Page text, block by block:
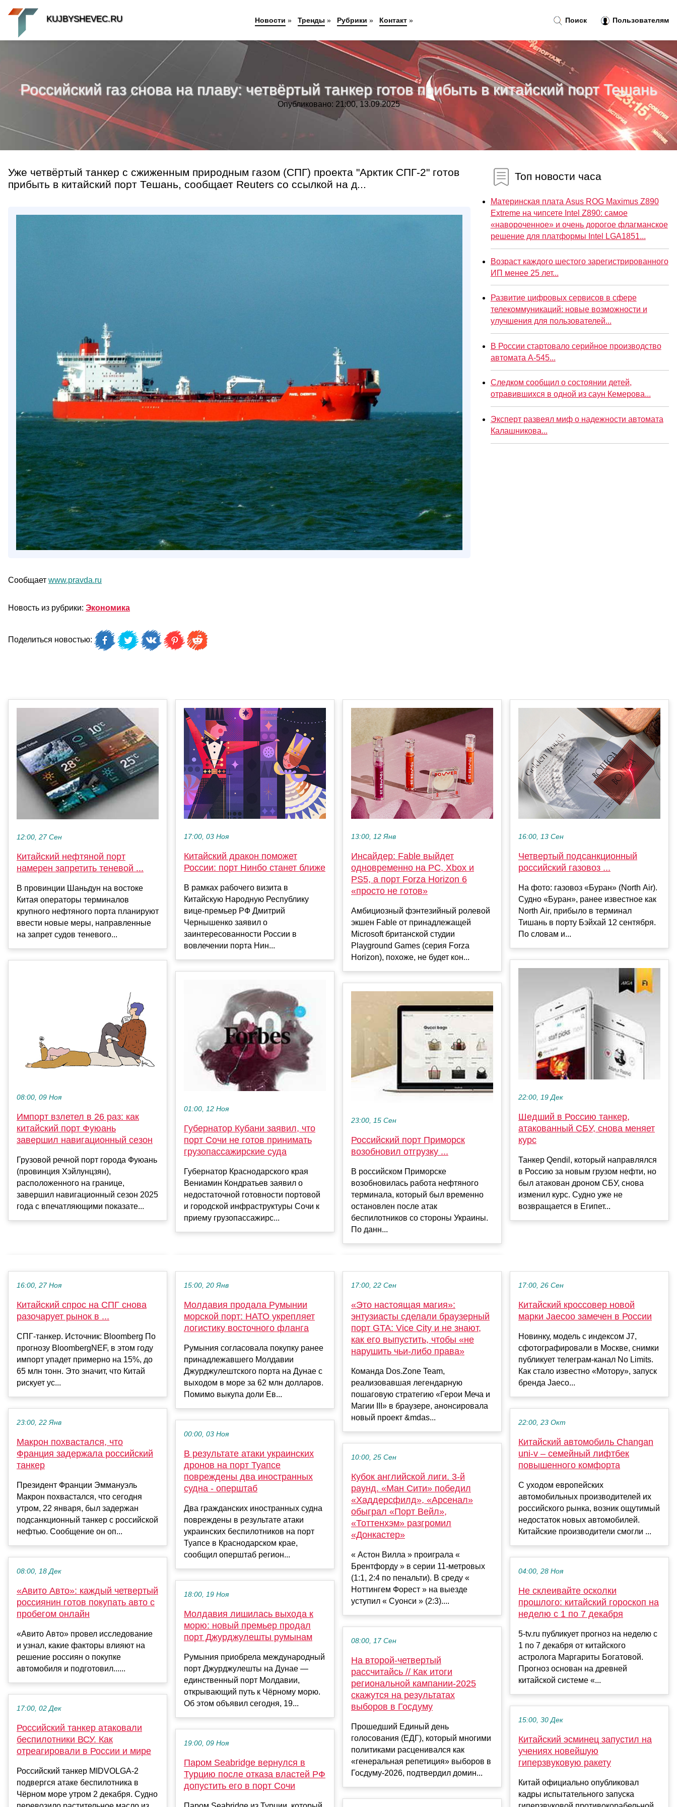
Российский газ снова на плаву: четвёртый танкер готов прибыть в китайский порт Тешань
Опубликовано: 21:00, 13.09.2025
Уже четвёртый танкер с сжиженным природным газом (СПГ) проекта "Арктик СПГ-2" готов
прибыть в китайский порт Тешань, сообщает Reuters со ссылкой на д...
Сообщает www.pravda.ru
Новость из рубрики: Экономика
Поделиться новостью:
Топ новости часа
Материнская плата Asus ROG Maximus Z890
Extreme на чипсете Intel Z890: самое
«навороченное» и очень дорогое флагманское
решение для платформы Intel LGA1851...
Возраст каждого шестого зарегистрированного
ИП менее 25 лет...
Развитие цифровых сервисов в сфере
телекоммуникаций: новые возможности и
улучшения для пользователей...
В России стартовало серийное производство
автомата А-545...
Следком сообщил о состоянии детей,
отравившихся в одной из саун Кемерова...
Эксперт развеял миф о надежности автомата
Калашникова...
12:00, 27 Сен
Китайский нефтяной порт
намерен запретить теневой ...
В провинции Шаньдун на востоке
Китая операторы терминалов
крупного нефтяного порта планируют
ввести новые меры, направленные
на запрет судов теневого...
08:00, 09 Ноя
Импорт взлетел в 26 раз: как
китайский порт Фуюань
завершил навигационный сезон
Грузовой речной порт города Фуюань
(провинция Хэйлунцзян),
расположенного на границе,
завершил навигационный сезон 2025
года с впечатляющими показате...
17:00, 03 Ноя
Китайский дракон поможет
России: порт Нинбо станет ближе
В рамках рабочего визита в
Китайскую Народную Республику
вице-премьер РФ Дмитрий
Чернышенко заявил о
заинтересованности России в
вовлечении порта Нин...
01:00, 12 Ноя
Губернатор Кубани заявил, что
порт Сочи не готов принимать
грузопассажирские суда
Губернатор Краснодарского края
Вениамин Кондратьев заявил о
недостаточной готовности портовой
и городской инфраструктуры Сочи к
приему грузопассажирс...
13:00, 12 Янв
Инсайдер: Fable выйдет
одновременно на PC, Xbox и
PS5, а порт Forza Horizon 6
«просто не готов»
Амбициозный фэнтезийный ролевой
экшен Fable от принадлежащей
Microsoft британской студии
Playground Games (серия Forza
Horizon), похоже, не будет кон...
23:00, 15 Сен
Российский порт Приморск
возобновил отгрузку ...
В российском Приморске
возобновилась работа нефтяного
терминала, который был временно
остановлен после атак
беспилотников со стороны Украины.
По данн...
16:00, 13 Сен
Четвертый подсанкционный
российский газовоз ...
На фото: газовоз «Буран» (North Air).
Судно «Буран», ранее известное как
North Air, прибыло в терминал
Тишань в порту Бэйхай 12 сентября.
По словам и...
22:00, 19 Дек
Шедший в Россию танкер,
атакованный СБУ, снова меняет
курс
Танкер Qendil, который направлялся
в Россию за новым грузом нефти, но
был атакован дроном СБУ, снова
изменил курс. Судно уже не
возвращается в Египет...
16:00, 27 Ноя
Китайский спрос на СПГ снова
разочарует рынок в ...
СПГ-танкер. Источник: Bloomberg По
прогнозу BloombergNEF, в этом году
импорт упадет примерно на 15%, до
65 млн тонн. Это значит, что Китай
рискует ус...
23:00, 22 Янв
Макрон похвастался, что
Франция задержала российский
танкер
Президент Франции Эммануэль
Макрон похвастался, что сегодня
утром, 22 января, был задержан
подсанкционный танкер с российской
нефтью. Сообщение он оп...
08:00, 18 Дек
«Авито Авто»: каждый четвертый
россиянин готов покупать авто с
пробегом онлайн
«Авито Авто» провел исследование
и узнал, какие факторы влияют на
решение россиян о покупке
автомобиля и подготовил......
17:00, 02 Дек
Российский танкер атаковали
беспилотники ВСУ. Как
отреагировали в России и мире
Российский танкер MIDVOLGA-2
подвергся атаке беспилотника в
Чёрном море утром 2 декабря. Судно
15:00, 20 Янв
Молдавия продала Румынии
морской порт: НАТО укрепляет
логистику восточного фланга
Румыния согласовала покупку ранее
принадлежавшего Молдавии
Джурджулештского порта на Дунае с
выходом в море за 62 млн долларов.
Помимо выкупа доли Ев...
00:00, 03 Ноя
В результате атаки украинских
дронов на порт Туапсе
повреждены два иностранных
судна - оперштаб
Два гражданских иностранных судна
повреждены в результате атаки
украинских беспилотников на порт
Туапсе в Краснодарском крае,
сообщил оперштаб регион...
18:00, 19 Ноя
Молдавия лишилась выхода к
морю: новый премьер продал
порт Джурджулешты румынам
Румыния приобрела международный
порт Джурджулешты на Дунае —
единственный порт Молдавии,
открывающий путь к Чёрному морю.
Об этом объявил сегодня, 19...
19:00, 09 Ноя
Паром Seabridge вернулся в
Турцию после отказа властей РФ
допустить его в порт Сочи
17:00, 22 Сен
«Это настоящая магия»:
энтузиасты сделали браузерный
порт GTA: Vice City и не знают,
как его выпустить, чтобы «не
нарушить чьи-либо права»
Команда Dos.Zone Team,
реализовавшая легендарную
пошаговую стратегию «Герои Меча и
Магии III» в браузере, анонсировала
новый проект &mdas...
10:00, 25 Сен
Кубок английской лиги. 3-й
раунд. «Ман Сити» победил
«Хаддерсфилд», «Арсенал»
обыграл «Порт Вейл»,
«Тоттенхэм» разгромил
«Донкастер»
« Астон Вилла » проиграла «
Брентфорду » в серии 11-метровых
(1:1, 2:4 по пенальти). В среду «
Ноттингем Форест » на выезде
уступил « Суонси » (2:3)....
08:00, 17 Сен
На второй-четвертый
рассчитайсь // Как итоги
региональной кампании-2025
скажутся на результатах
выборов в Госдуму
Прошедший Единый день
голосования (ЕДГ), который многими
политиками расценивался как
«генеральная репетиция» выборов в
Госдуму-2026, подтвердил домин...
17:00, 26 Сен
Китайский кроссовер новой
марки Jaecoo замечен в России
Новинку, модель с индексом J7,
сфотографировали в Москве, снимки
публикует телеграм-канал No Limits.
Как стало известно «Мотору», запуск
бренда Jaeco...
22:00, 23 Окт
Китайский автомобиль Changan
uni-v – семейный лифтбек
повышенного комфорта
С уходом европейских
автомобильных производителей их
российского рынка, возник ощутимый
недостаток новых автомобилей.
Китайские производители смогли ...
04:00, 28 Ноя
Не склеивайте осколки
прошлого: китайский гороскоп на
неделю с 1 по 7 декабря
5-tv.ru публикует прогноз на неделю с
1 по 7 декабря от китайского
астролога Маргариты Богатовой.
Прогноз основан на древней
китайской системе «...
15:00, 30 Дек
Китайский эсминец запустил на
учениях новейшую
гиперзвуковую ракету
Китай официально опубликовал
кадры испытательного запуска
Поиск Пользователям
KUJBYSHEVEC.RU Новости » Тренды » Рубрики » Контакт»